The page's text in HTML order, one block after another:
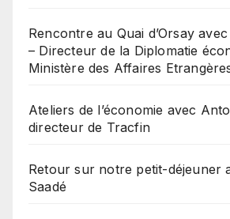
Rencontre au Quai d’Orsay
– Directeur de la Diplomatie
Ministère des Affaires
Ateliers de l’économie avec
directeur de Tracfin
Retour sur notre petit-déjeuner
Saadé